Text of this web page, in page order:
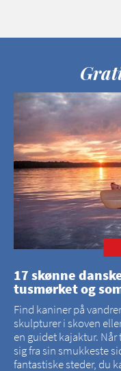
17 skønne
tusmørket og
Find kaniner på
skulpturer i skoven
en guidet kajaktur.
sig fra sin smukkeste
fantastiske steder, du